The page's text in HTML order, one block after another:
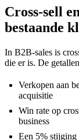
Cross-sell
bestaande
In B2B-sales is
die er is. De
Verkopen aan
acquisitie
Win rate op
business
Een 5%